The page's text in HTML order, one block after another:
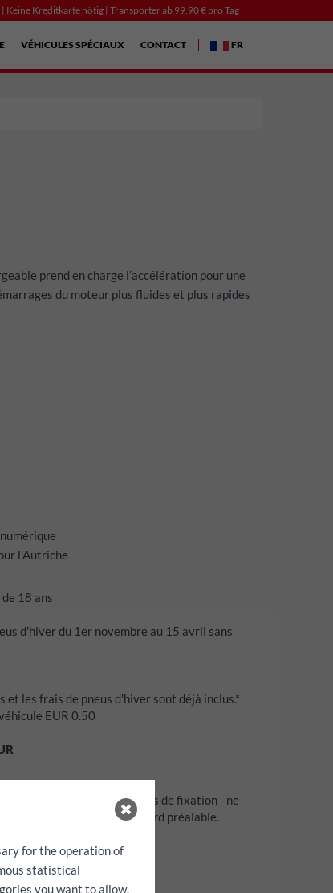
Keine Kreditkarte nötig | Transporter ab 99,90 € pro Tag
VÉHICULES SPÉCIAUX CONTACT FR
prend en charge l’accélération pour une
du moteur plus fluides et plus rapides
l'Autriche
18 ans
d'hiver du 1er novembre au 15 avril sans
et les frais de pneus d'hiver sont déjà inclus.*
EUR 0.50
sièges enfants et sangles de fixation - ne
la disponibilité et par accord préalable.
for the operation of
statistical
you want to allow.